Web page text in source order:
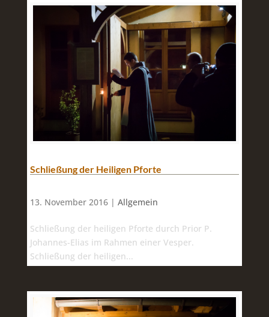
Schließung der Heiligen Pforte
13. November 2016 | Allgemein
Schließung der heiligen Pforte durch Prior P.
Johannes-Elias im Rahmen einer Vesper.
Schließung der heiligen...